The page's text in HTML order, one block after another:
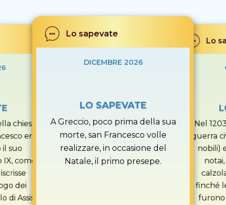
chiesa
era
il suo
come
dei
di Assisi
Lo sapevate
DICEMBRE 2026
LO SAPEVATE
A Greccio, poco prima della sua
morte, san Francesco volle
realizzare, in occasione del
Natale, il primo presepe.
Lo
Nel
guerra
nobili)
finché
furono